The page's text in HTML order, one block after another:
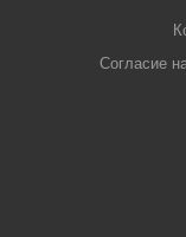
Согласие